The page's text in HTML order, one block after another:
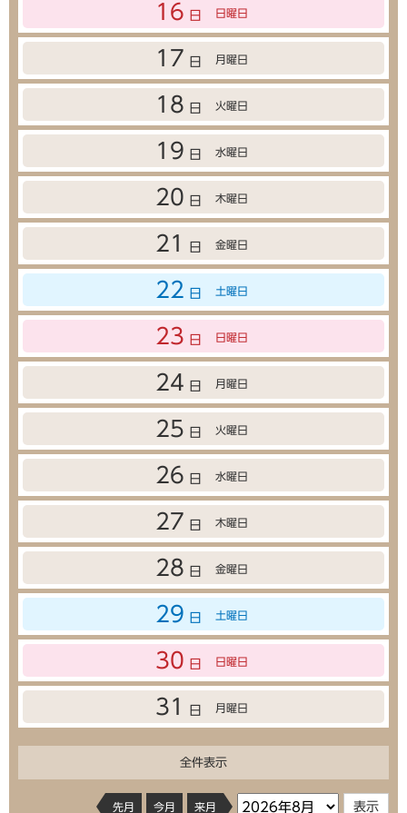
16 日 日曜日
17 日 月曜日
18 日 火曜日
19 日 水曜日
20 日 木曜日
21 日 金曜日
22 日 土曜日
23 日 日曜日
24 日 月曜日
25 日 火曜日
26 日 水曜日
27 日 木曜日
28 日 金曜日
29 日 土曜日
30 日 日曜日
31 日 月曜日
全件表示
先月 今月 来月